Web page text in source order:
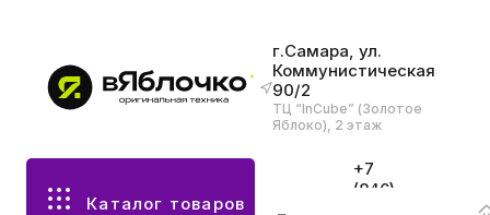
г.Самара, ул.
Коммунистическая
90/2
ТЦ “InCube” (Золотое
Яблоко), 2 этаж
Каталог товаров
+7
(846)
Все разделы каталога